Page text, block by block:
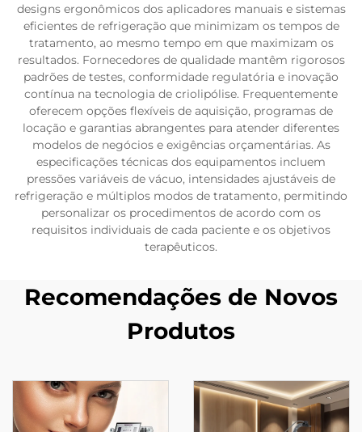
designs ergonômicos dos aplicadores manuais e sistemas
eficientes de refrigeração que minimizam os tempos de
tratamento, ao mesmo tempo em que maximizam os
resultados. Fornecedores de qualidade mantêm rigorosos
padrões de testes, conformidade regulatória e inovação
contínua na tecnologia de criolipólise. Frequentemente
oferecem opções flexíveis de aquisição, programas de
locação e garantias abrangentes para atender diferentes
modelos de negócios e exigências orçamentárias. As
especificações técnicas dos equipamentos incluem
pressões variáveis de vácuo, intensidades ajustáveis de
refrigeração e múltiplos modos de tratamento, permitindo
personalizar os procedimentos de acordo com os
requisitos individuais de cada paciente e os objetivos
terapêuticos.
Recomendações de Novos
Produtos